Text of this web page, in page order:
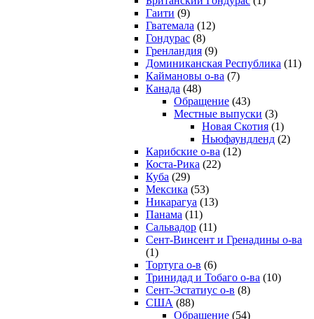
Гаити (9)
Гватемала (12)
Гондурас (8)
Гренландия (9)
Доминиканская Республика (11)
Каймановы о-ва (7)
Канада (48)
Обращение (43)
Местные выпуски (3)
Новая Скотия (1)
Ньюфаундленд (2)
Карибские о-ва (12)
Коста-Рика (22)
Куба (29)
Мексика (53)
Никарагуа (13)
Панама (11)
Сальвадор (11)
Сент-Винсент и Гренадины о-ва
(1)
Тортуга о-в (6)
Тринидад и Тобаго о-ва (10)
Сент-Эстатиус о-в (8)
США (88)
Обращение (54)